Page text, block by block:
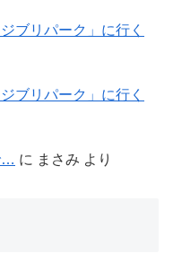
ブリパーク」に行く
ブリパーク」に行く
… に まさみ より